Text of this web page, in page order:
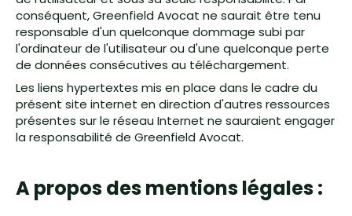
conséquent, Greenfield Avocat ne saurait être tenu
responsable d'un quelconque dommage subi par
l'ordinateur de l'utilisateur ou d'une quelconque perte
de données consécutives au téléchargement.
Les liens hypertextes mis en place dans le cadre du
présent site internet en direction d'autres ressources
présentes sur le réseau Internet ne sauraient engager
la responsabilité de Greenfield Avocat.
A propos des mentions légales :